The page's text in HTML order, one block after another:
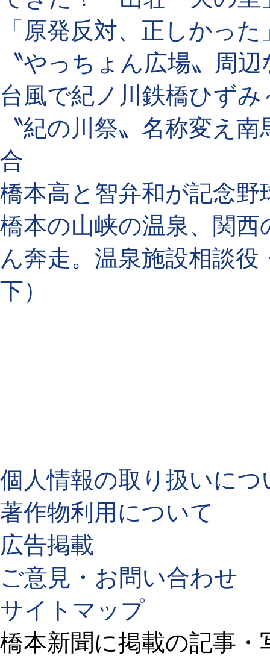
「原発反対、正しかっ
〝やっちょん広場〟周
台風で紀ノ川鉄橋ひず
〝紀の川祭〟名称変え
合
橋本高と智弁和が記念
橋本の山峡の温泉、関
ん奔走。温泉施設相談
下）
個人情報の取り扱いにつ
著作物利用について
広告掲載
ご意見・お問い合わせ
サイトマップ
橋本新聞に掲載の記事